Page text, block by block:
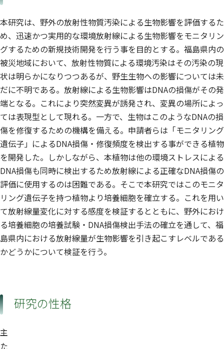
本研究は、野外の放射性物質汚染による生物影響を評価するた
め、迅速かつ実用的な環境放射線による生物影響をモニタリン
グするための新規技術開発を行う事を目的とする。福島県内の
被災地域において、放射性物質による環境汚染はその汚染の現
状は明らかになりつつあるが、野生生物への影響については未
だに不明である。放射線による生物影響はDNAの損傷がその発
端となる。これにより突然変異が誘発され、変異の場所によっ
ては表現型として現れる。一方で、生物はこのようなDNAの損
傷を修復するための機構を備える。申請者らは「モニタリング
遺伝子」によるDNA損傷・修復頻度を検出する事ができる植物
を開発した。しかしながら、本植物は他の環境ストレスによる
DNA損傷も同時に検出するため放射線による正確なDNA損傷の
評価に使用するのは困難である。そこで本研究ではこのモニタ
リング遺伝子を持つ植物より培養細胞を確立する。これを用い
て放射線量変化に対する感度を検証するとともに、野外におけ
る培養細胞の培養試験・DNA損傷検出手法の確立を通して、福
島県内における放射線量が生物影響を引き起こすレベルである
かどうかについて検証を行う。
研究の性格
主
た